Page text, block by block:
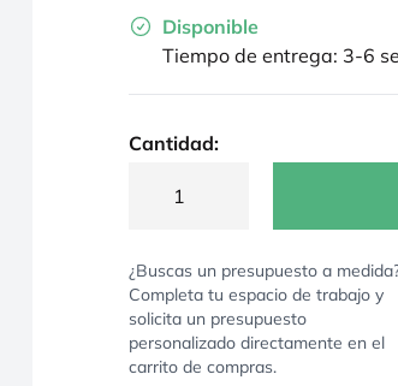
Disponible
Tiempo de entrega: 3-6
Cantidad:
¿Buscas un presupuesto a
Completa tu espacio de trabajo y
solicita un presupuesto
personalizado directamente en el
carrito de compras.